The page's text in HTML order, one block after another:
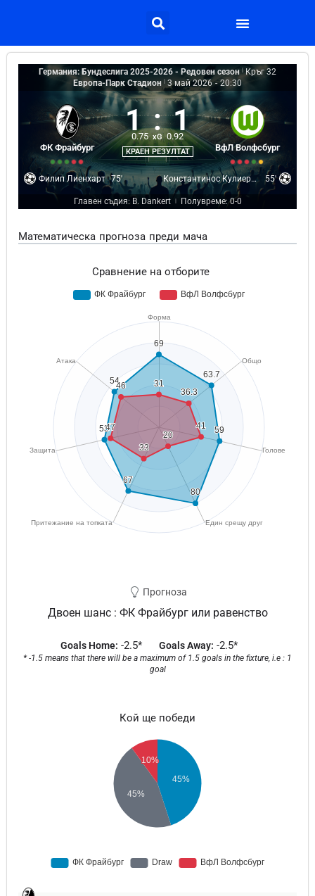
Германия: Бундеслига 2025-2026 - Редовен сезон | Кръг 32
Европа-Парк Стадион 3 май 2026 - 20:30
ФК Фрайбург
1 : 1
0.75 xG 0.92
КРАЕН РЕЗУЛТАТ ВфЛ Волфсбург
Филип Лиенхарт 75' Константинос Кулиеракис 55'
Главен съдия: B. Dankert Полувреме: 0-0
Математическа прогноза преди мача
Сравнение на отборите
Прогноза
Двоен шанс : ФК Фрайбург или равенство
Goals Home: -2.5* Goals Away: -2.5*
* -1.5 means that there will be a maximum of 1.5 goals in the fixture, i.e : 1
goal
Кой ще победи